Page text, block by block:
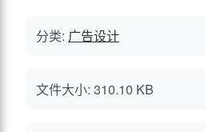
分类: 广告设计
文件大小: 310.10 KB